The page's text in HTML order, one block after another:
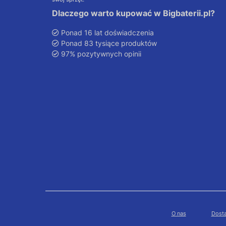
Dlaczego warto kupować w Bigbaterii.pl?
Ponad 16 lat doświadczenia
Ponad 83 tysiące produktów
97% pozytywnych opinii
O nas